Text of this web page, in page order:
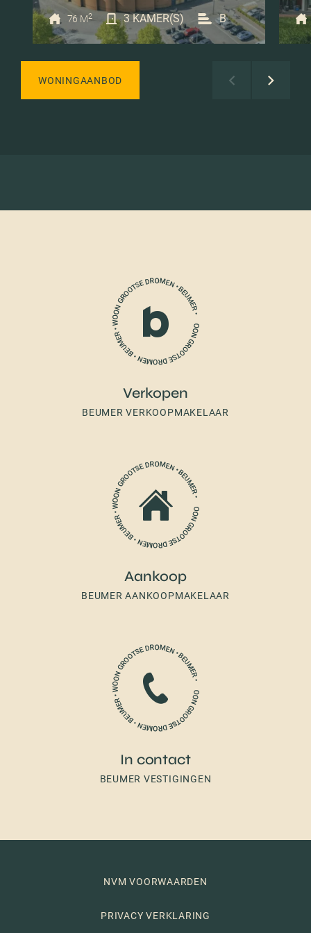
76 M2 3 KAMER(S) B
WONINGAANBOD
Verkopen
BEUMER VERKOOPMAKELAAR
Aankoop
BEUMER AANKOOPMAKELAAR
In contact
BEUMER VESTIGINGEN
NVM VOORWAARDEN
PRIVACY VERKLARING